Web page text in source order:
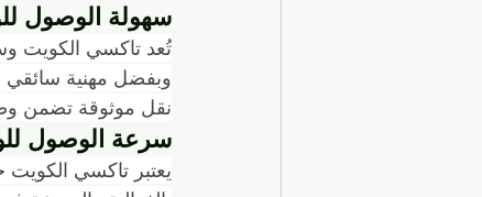
سهولة الوصول
تُعد تاكسي الكويت
وبفضل مهنية سائقي
نقل موثوقة تضمن
سرعة الوصول
يعتبر تاكسي الكويت